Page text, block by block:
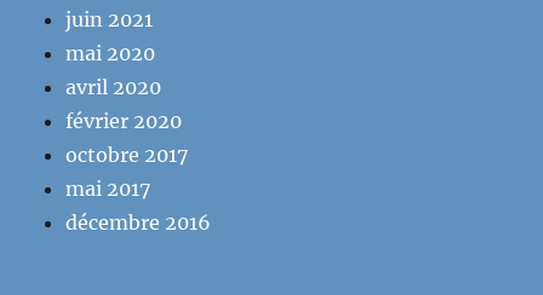
juin 2021
mai 2020
avril 2020
février 2020
octobre 2017
mai 2017
décembre 2016